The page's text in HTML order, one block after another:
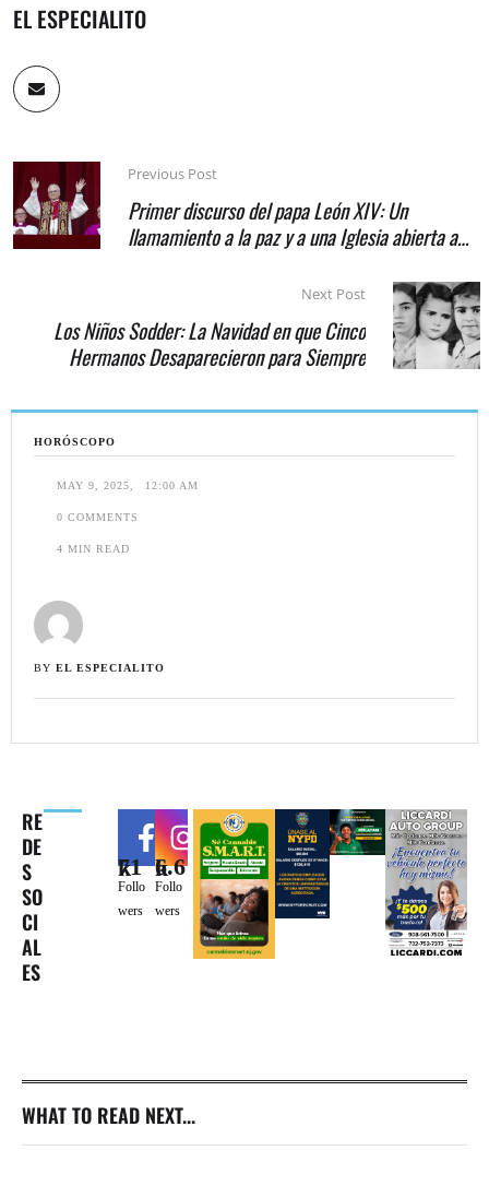
HORÓSCOPO
MAY 9, 2025 12:00 AM
0 COMMENTS
4 MIN READ
BY EL ESPECIALITO
RE
DE
S
SO
CI
AL
ES
71k
Follo
wers
6.6k
Follo
wers
EL ESPECIALITO
Previous Post
Primer discurso del papa León XIV: Un
llamamiento a la paz y a una Iglesia abierta a
Next Post
Los Niños Sodder: La Navidad en que Cinco
Hermanos Desaparecieron para Siempre
WHAT TO READ NEXT...